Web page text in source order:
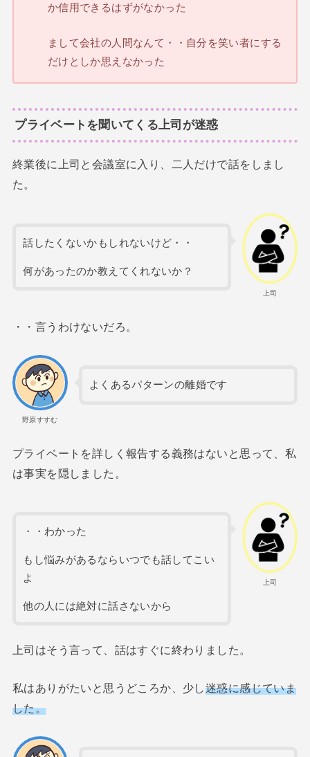
か信用できるはずがなかった
まして会社の人間なんて・・自分を笑い者にする
だけとしか思えなかった
プライベートを聞いてくる上司が迷惑
終業後に上司と会議室に入り、二人だけで話をしまし
た。
上司
話したくないかもしれないけど・・
何があったのか教えてくれないか？
・・言うわけないだろ。
野原すすむ
よくあるパターンの離婚です
プライベートを詳しく報告する義務はないと思って、私
は事実を隠しました。
上司
・・わかった
もし悩みがあるならいつでも話してこい
よ
他の人には絶対に話さないから
上司はそう言って、話はすぐに終わりました。
私はありがたいと思うどころか、少し迷惑に感じていま
した。